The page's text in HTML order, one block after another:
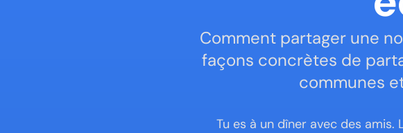
Comment partager une
façons concrètes de
communes
Tu es à un dîner avec des amis.